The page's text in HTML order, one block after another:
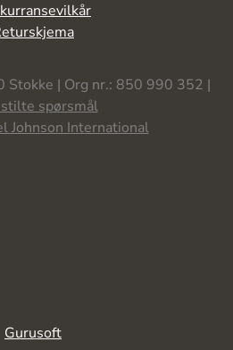
Stokke | Org nr.: 850 990 352 |
spørsmål
Johnson International
Gurusoft